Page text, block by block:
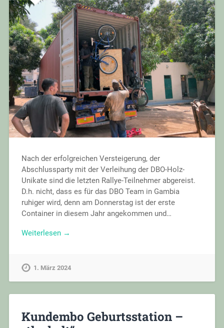
Nach der erfolgreichen Versteigerung, der
Abschlussparty mit der Verleihung der DBO-Holz-
Unikate sind die letzten Rallye-Teilnehmer abgereist.
D.h. nicht, dass es für das DBO Team in Gambia
ruhiger wird, denn am Donnerstag ist der erste
Container in diesem Jahr angekommen und…
Weiterlesen →
1. März 2024
Kundembo Geburtsstation –